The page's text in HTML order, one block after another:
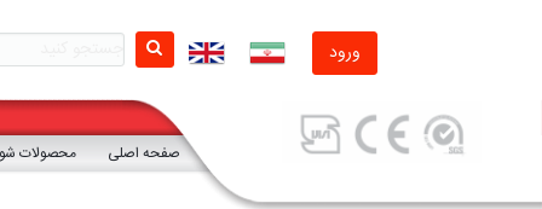
ورود
صفحه اصلی محصولات